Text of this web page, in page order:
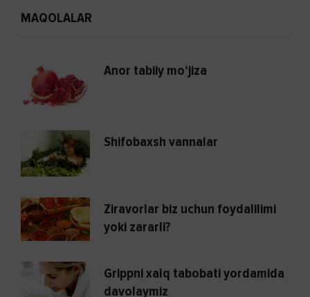
MAQOLALAR
Anor tabiiy mo‘jiza
Shifobaxsh vannalar
Ziravorlar biz uchun foydalilimi
yoki zararli?
Grippni xalq tabobati yordamida
davolaymiz